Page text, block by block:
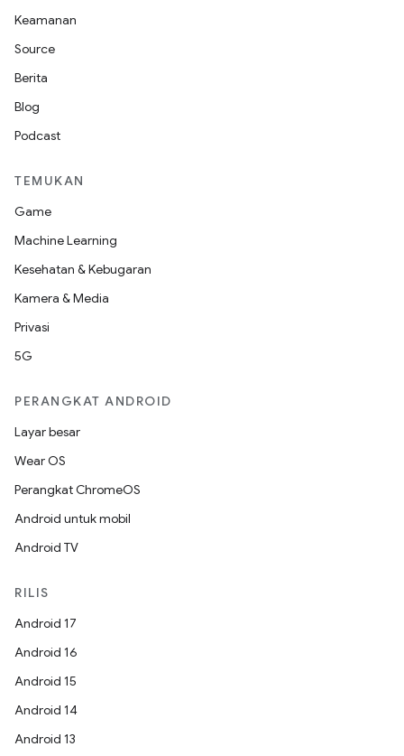
Keamanan
Source
Berita
Blog
Podcast
TEMUKAN
Game
Machine Learning
Kesehatan & Kebugaran
Kamera & Media
Privasi
5G
PERANGKAT ANDROID
Layar besar
Wear OS
Perangkat ChromeOS
Android untuk mobil
Android TV
RILIS
Android 17
Android 16
Android 15
Android 14
Android 13